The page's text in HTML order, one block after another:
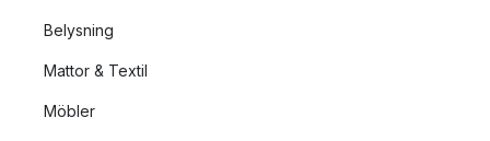
Belysning
Mattor & Textil
Möbler